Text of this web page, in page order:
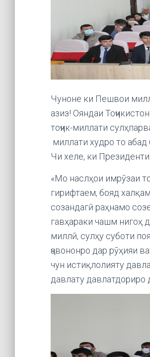
Чуноне ки Пешвои
азиз! Ояндаи
тоҷик-миллати
миллати худро то абад
Чи хеле, ки
«Мо наслҳои имрӯзаи
гирифтаем, бояд
созандагӣ раҳнамо
гавҳараки чашм нигоҳ
миллӣ, сулҳу суботи
ҷавононро дар рӯҳияи
чун истиқлолияту
давлату давлатдориро